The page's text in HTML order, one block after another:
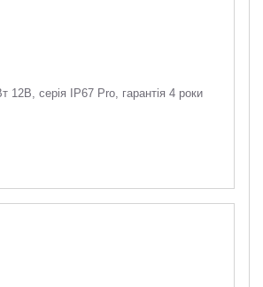
12В, серія IP67 Pro, гарантія 4 роки